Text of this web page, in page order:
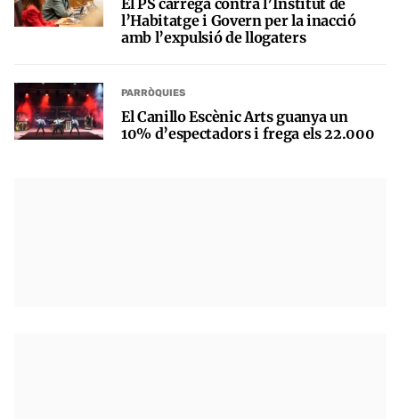
l’Habitatge i Govern per la inacció
amb l’expulsió de llogaters
PARRÒQUIES
El Canillo Escènic Arts guanya un
10% d’espectadors i frega els 22.000